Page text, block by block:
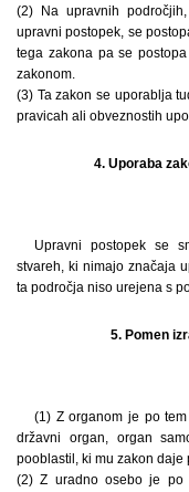
(2) Na upravnih
upravni postopek, se
tega zakona pa se
zakonom.
(3) Ta zakon se uporablja
pravicah ali obveznostih
4. Uporaba
Upravni postopek se
stvareh, ki nimajo značaja
ta področja niso urejena s
5. Pomen
(1) Z organom je po
državni organ, organ
pooblastil, ki mu zakon
(2) Z uradno osebo je